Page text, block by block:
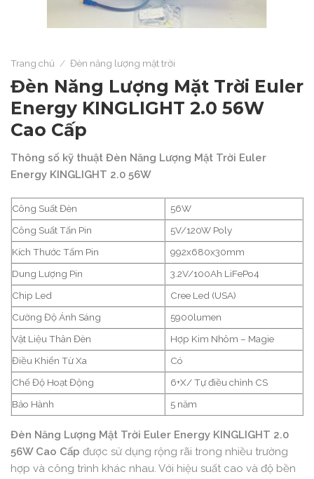
Trang chủ / Đèn năng lượng mặt trời
Đèn Năng Lượng Mặt Trời Euler
Energy KINGLIGHT 2.0 56W
Cao Cấp
Thông số kỹ thuật Đèn Năng Lượng Mặt Trời Euler
Energy KINGLIGHT 2.0 56W
Công Suất Đèn
56W
Công Suất Tấn Pin
5V/120W Poly
Kích Thước Tấm Pin
992x680x30mm
Dung Lượng Pin
3.2V/100Ah LiFePo4
Chip Led
Cree Led (USA)
Cường Độ Ánh Sáng
5900lumen
Vật Liệu Thân Đèn
Hợp Kim Nhôm – Magie
Điều Khiển Từ Xa
Có
Chế Độ Hoạt Động
6+X/ Tự điều chỉnh CS
Bảo Hành
5 năm
Đèn Năng Lượng Mặt Trời Euler Energy KINGLIGHT 2.0
56W Cao Cấp được sử dụng rộng rãi trong nhiều trường
hợp và công trình khác nhau. Với hiệu suất cao và độ bền